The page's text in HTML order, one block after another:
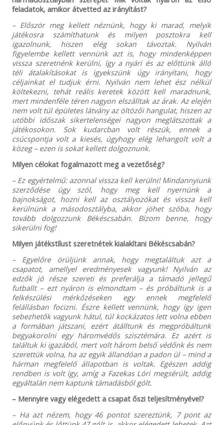
feladatok, amikor átvetted az irányítást?
– Először meg kellett néznünk, hogy ki marad, melyik
játékosra számíthatunk és milyen posztokra kell
igazolnunk, hiszen elég sokan távoztak. Nyilván
figyelembe kellett vennünk azt is, hogy mindenképpen
vissza szeretnénk kerülni, így a nyári és az előttünk álló
téli átalakításokat is igyekszünk úgy irányítani, hogy
céljainkat el tudjuk érni. Nyilván nem lehet ész nélkül
költekezni, tehát reális keretek között kell maradnunk,
mert mindenféle téren nagyon elszálltak az árak. Az elején
nem volt túl épületes látvány az öltözői hangulat, hiszen az
utóbbi időszak sikertelenségei nagyon meglátszottak a
játékosokon. Sok kudarcban volt részük, ennek a
csúcspontja volt a kiesés, úgyhogy elég lehangolt volt a
közeg – ezen is sokat kellett dolgoznunk.
Milyen célokat fogalmazott meg a vezetőség?
– Ez egyértelmű: azonnal vissza kell kerülni! Mindannyiunk
szerződése úgy szól, hogy meg kell nyernünk a
bajnokságot, hozni kell az osztályozókat és vissza kell
kerülnünk a másodosztályba, akkor jöhet szóba, hogy
tovább dolgozzunk Békéscsabán. Bízom benne, hogy
sikerülni fog!
Milyen játékstílust szeretnétek kialakítani Békéscsabán?
– Egyelőre örüljünk annak, hogy megtaláltuk azt a
csapatot, amellyel eredményesek vagyunk! Nyilván az
edzők jó része szereti és preferálja a támadó jellegű
futballt – ezt nyáron is elmondtam – és próbáltunk is a
felkészülési mérkőzéseken egy ennek megfelelő
felállásban focizni. Észre kellett vennünk, hogy így igen
sebezhetők vagyunk hátul, túl kockázatos lett volna ebben
a formában játszani, ezért átálltunk és megpróbáltunk
begyakorolni egy háromvédős szisztémára. Ez azért is
találtuk ki igazából, mert volt három belső védőnk és nem
szerettük volna, ha az egyik állandóan a padon ül – mind a
hárman megfelelő állapotban is voltak. Egészen addig
rendben is volt így, amíg a Fazekas Lóri megsérült, addig
egyáltalán nem kaptunk támadásból gólt.
– Mennyire vagy elégedett a csapat őszi teljesítményével?
– Ha azt nézem, hogy 46 pontot szereztünk, 7 pont az